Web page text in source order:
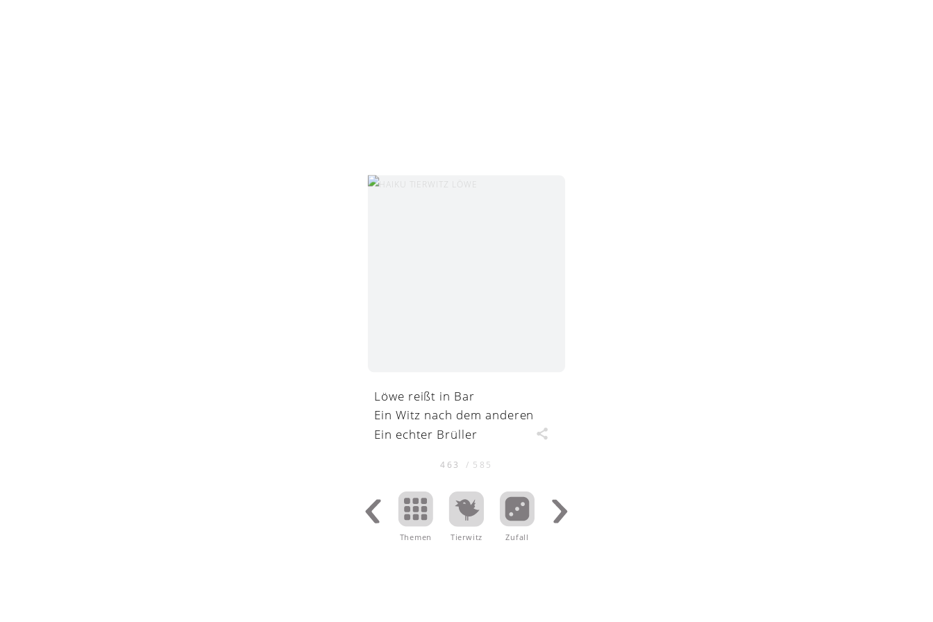
Löwe reißt in Bar
Ein Witz nach dem anderen
Ein echter Brüller
463 / 585
Themen . Zufall
Tierwitz